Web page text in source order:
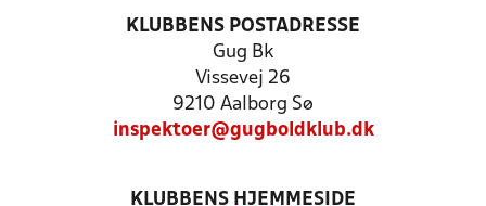
KLUBBENS POSTADRESSE
Gug Bk
Vissevej 26
9210 Aalborg Sø
inspektoer@gugboldklub.dk
KLUBBENS HJEMMESIDE